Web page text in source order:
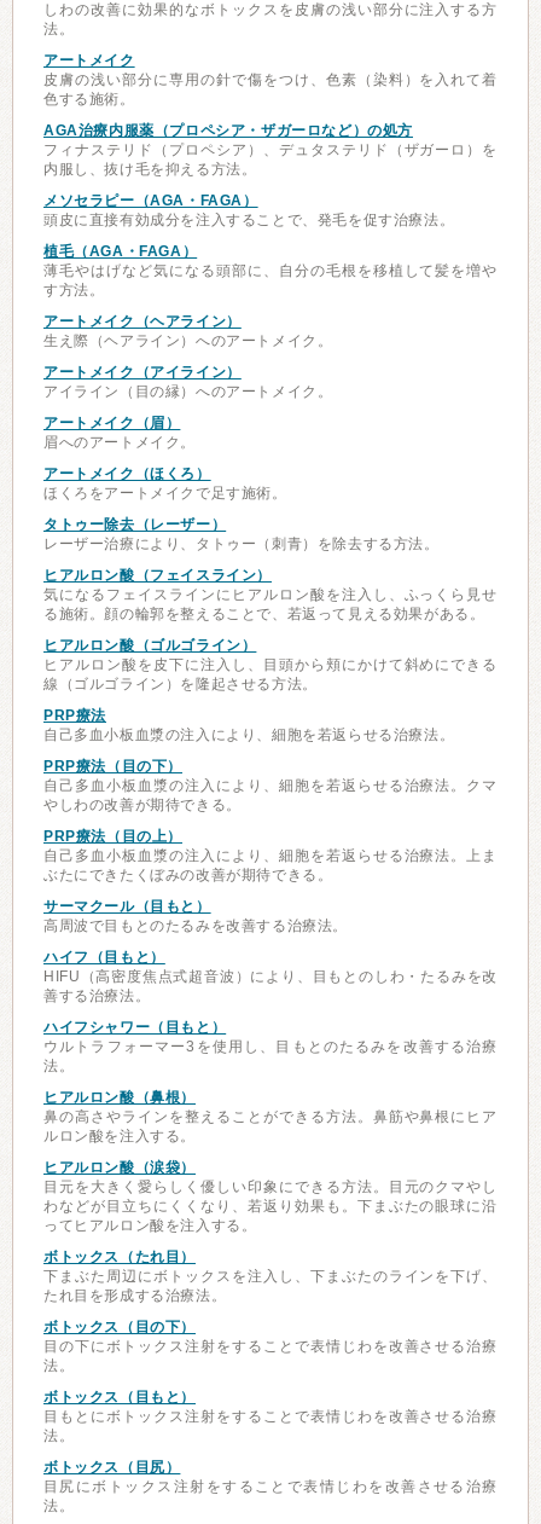
しわの改善に効果的なボトックスを皮膚の浅い部分に注入する方
法。
アートメイク
皮膚の浅い部分に専用の針で傷をつけ、色素（染料）を入れて着
色する施術。
AGA治療内服薬（プロペシア・ザガーロなど）の処方
フィナステリド（プロペシア）、デュタステリド（ザガーロ）を
内服し、抜け毛を抑える方法。
メソセラピー（AGA・FAGA）
頭皮に直接有効成分を注入することで、発毛を促す治療法。
植毛（AGA・FAGA）
薄毛やはげなど気になる頭部に、自分の毛根を移植して髪を増や
す方法。
アートメイク（ヘアライン）
生え際（ヘアライン）へのアートメイク。
アートメイク（アイライン）
アイライン（目の縁）へのアートメイク。
アートメイク（眉）
眉へのアートメイク。
アートメイク（ほくろ）
ほくろをアートメイクで足す施術。
タトゥー除去（レーザー）
レーザー治療により、タトゥー（刺青）を除去する方法。
ヒアルロン酸（フェイスライン）
気になるフェイスラインにヒアルロン酸を注入し、ふっくら見せ
る施術。顔の輪郭を整えることで、若返って見える効果がある。
ヒアルロン酸（ゴルゴライン）
ヒアルロン酸を皮下に注入し、目頭から頬にかけて斜めにできる
線（ゴルゴライン）を隆起させる方法。
PRP療法
自己多血小板血漿の注入により、細胞を若返らせる治療法。
PRP療法（目の下）
自己多血小板血漿の注入により、細胞を若返らせる治療法。クマ
やしわの改善が期待できる。
PRP療法（目の上）
自己多血小板血漿の注入により、細胞を若返らせる治療法。上ま
ぶたにできたくぼみの改善が期待できる。
サーマクール（目もと）
高周波で目もとのたるみを改善する治療法。
ハイフ（目もと）
HIFU（高密度焦点式超音波）により、目もとのしわ・たるみを改
善する治療法。
ハイフシャワー（目もと）
ウルトラフォーマー3を使用し、目もとのたるみを改善する治療
法。
ヒアルロン酸（鼻根）
鼻の高さやラインを整えることができる方法。鼻筋や鼻根にヒア
ルロン酸を注入する。
ヒアルロン酸（涙袋）
目元を大きく愛らしく優しい印象にできる方法。目元のクマやし
わなどが目立ちにくくなり、若返り効果も。下まぶたの眼球に沿
ってヒアルロン酸を注入する。
ボトックス（たれ目）
下まぶた周辺にボトックスを注入し、下まぶたのラインを下げ、
たれ目を形成する治療法。
ボトックス（目の下）
目の下にボトックス注射をすることで表情じわを改善させる治療
法。
ボトックス（目もと）
目もとにボトックス注射をすることで表情じわを改善させる治療
法。
ボトックス（目尻）
目尻にボトックス注射をすることで表情じわを改善させる治療
法。